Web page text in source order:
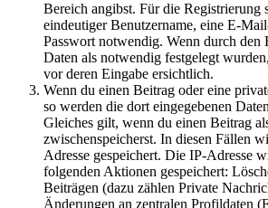
Bereich angibst. Für die Registrierung
eindeutiger Benutzername, eine E-
Passwort notwendig. Wenn durch den
Daten als notwendig festgelegt
vor deren Eingabe ersichtlich.
Wenn du einen Beitrag oder eine
so werden die dort eingegebenen
Gleiches gilt, wenn du einen Beitrag
zwischenspeicherst. In diesen Fällen
Adresse gespeichert. Die IP-Adresse
folgenden Aktionen gespeichert:
Beiträgen (dazu zählen Private
Änderungen an zentralen Profildaten